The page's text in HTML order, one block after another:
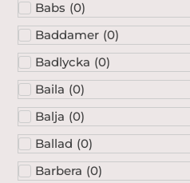
Babs (0)
Baddamer (0)
Badlycka (0)
Baila (0)
Balja (0)
Ballad (0)
Barbera (0)